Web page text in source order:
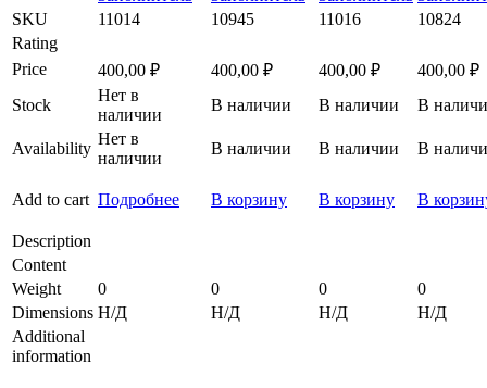
SKU
11014 10945 11016
10824
Rating
Price
400,00 ₽ 400,00 ₽ 400,00 ₽ 400,00 ₽
Stock
Нет в
наличии
В наличии В наличии В
Availability
Нет в
наличии
В наличии В наличии В
Add to cart Подробнее В корзину В корзину В
Description
Content
Weight
0 0 0
0
Dimensions Н/Д Н/Д Н/Д
Н/Д
Additional
information